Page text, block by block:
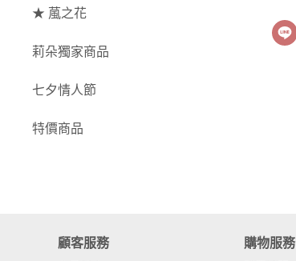
主花
菊花
-
蘭花⧸大理花
康乃馨
- 安娜貝爾繡球花
★ 葻之花
莉朵獨家商品
七夕情人節
特價商品
顧客服務 購物服務